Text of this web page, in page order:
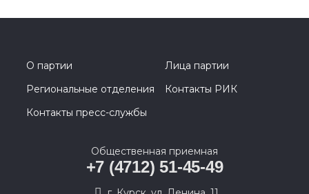
О партии
Лица партии
Региональные отделения
Контакты РИК
Контакты пресс-службы
Общественная приемная
+7 (4712) 51-45-49